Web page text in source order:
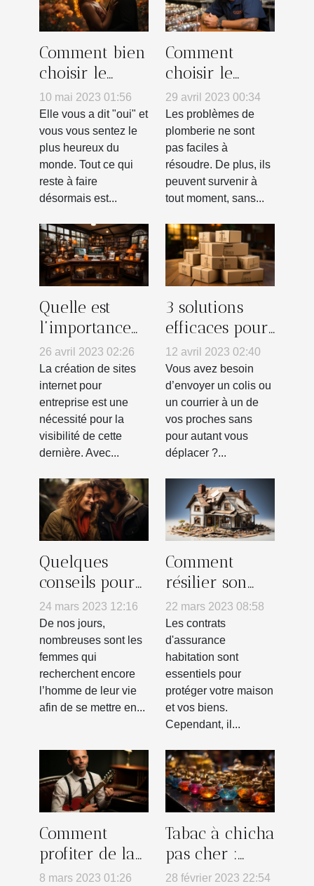
Comment bien
choisir le
photographe
de son
mariage ?
10 mai 2023 01:56
Elle vous a dit "oui" et
vous vous sentez le
plus heureux du
monde. Tout ce qui
reste à faire
désormais est...
Comment
choisir le
meilleur
plombier à
proximité pour
vos besoins en
plomberie ?
29 avril 2023 00:34
Les problèmes de
plomberie ne sont
pas faciles à
résoudre. De plus, ils
peuvent survenir à
tout moment, sans...
Quelle est
l’importance
d’un site
internet
vitrine pour
son entreprise
?
26 avril 2023 02:26
La création de sites
internet pour
entreprise est une
nécessité pour la
visibilité de cette
dernière. Avec...
3 solutions
efficaces pour
envoyer un
colis par la
poste en
France
12 avril 2023 02:40
Vous avez besoin
d’envoyer un colis ou
un courrier à un de
vos proches sans
pour autant vous
déplacer ?...
Quelques
conseils pour
trouver
l’homme de
votre vie
24 mars 2023 12:16
De nos jours,
nombreuses sont les
femmes qui
recherchent encore
l’homme de leur vie
afin de se mettre en...
Comment
résilier son
contrat
Assurance
Habitation ?
22 mars 2023 08:58
Les contrats
d'assurance
habitation sont
essentiels pour
protéger votre maison
et vos biens.
Cependant, il...
Comment
profiter de la
société DANIEL
8 mars 2023 01:26
Tabac à chicha
pas cher :
comment
28 février 2023 22:54